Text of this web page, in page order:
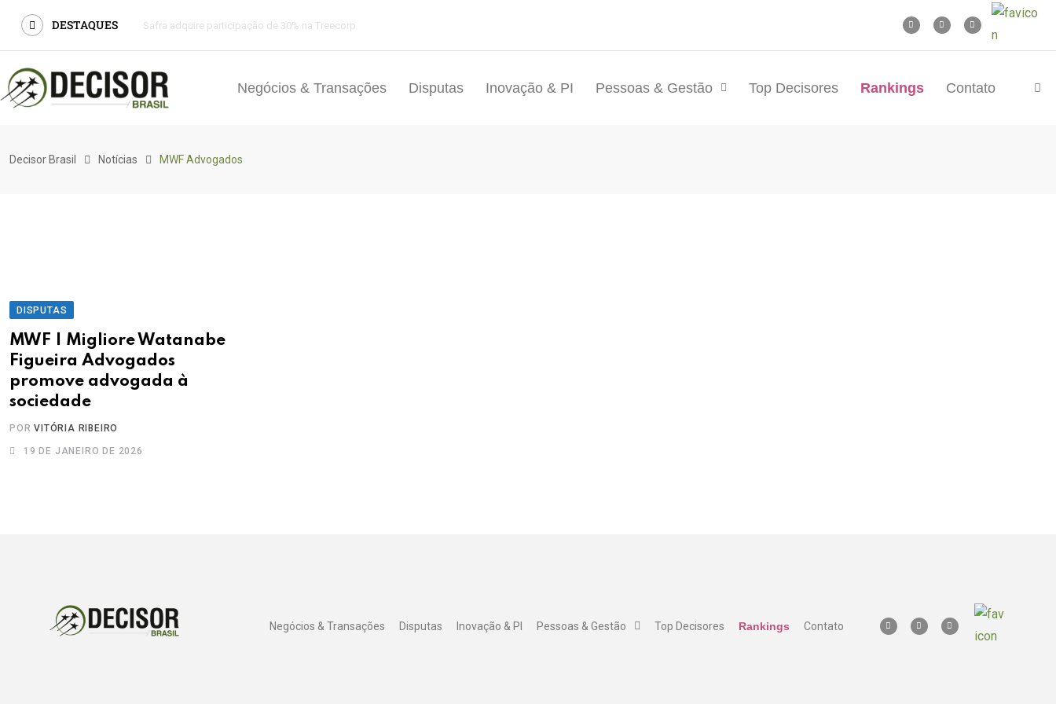
DESTAQUES Safra adquire participação de 30% na Treecorp
Negócios & Transações Disputas Inovação & PI Pessoas & Gestão Top Decisores Rankings Contato
Decisor Brasil Notícias MWF Advogados
DISPUTAS
MWF | Migliore Watanabe
Figueira Advogados
promove advogada à
sociedade
PORVITÓRIA RIBEIRO
19 DE JANEIRO DE 2026
Negócios & Transações Disputas Inovação & PI Pessoas & Gestão Top Decisores Rankings Contato